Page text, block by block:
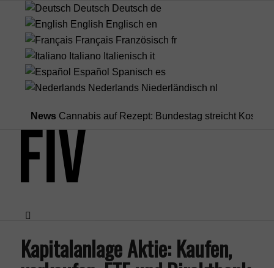
Deutsch Deutsch de
English Englisch en
Français Französisch fr
Italiano Italienisch it
Español Spanisch es
Nederlands Niederländisch nl
Cannabis auf Rezept: Bundestag streicht
Menü
Kapitalanlage Aktie: Kaufen,